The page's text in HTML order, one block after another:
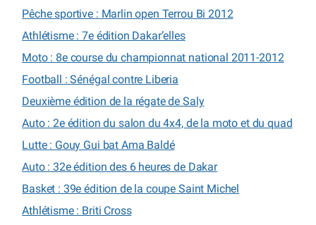
Pêche sportive : Marlin open Terrou Bi 2012
Athlétisme : 7e édition Dakar’elles
Moto : 8e course du championnat national 2011-2012
Football : Sénégal contre Liberia
Deuxième édition de la régate de Saly
Auto : 2e édition du salon du 4x4, de la moto et du quad
Lutte : Gouy Gui bat Ama Baldé
Auto : 32e édition des 6 heures de Dakar
Basket : 39e édition de la coupe Saint Michel
Athlétisme : Briti Cross